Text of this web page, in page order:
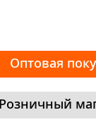
Оптовая
Розничный